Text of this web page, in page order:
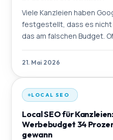
Viele Kanzleien haben
festgestellt, dass es
das am falschen Budget.
21. Mai 2026
LOCAL SEO
Local SEO für
Werbebudget 34
gewann